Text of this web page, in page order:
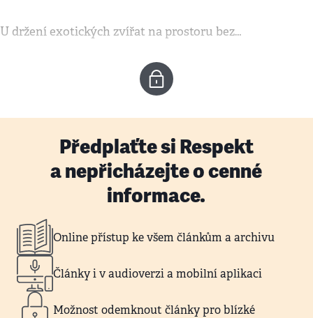
U držení exotických zvířat na prostoru bez…
Předplaťte si Respekt
a nepřicházejte o cenné
informace.
Online přístup ke všem článkům a archivu
Články i v audioverzi a mobilní aplikaci
Možnost odemknout články pro blízké